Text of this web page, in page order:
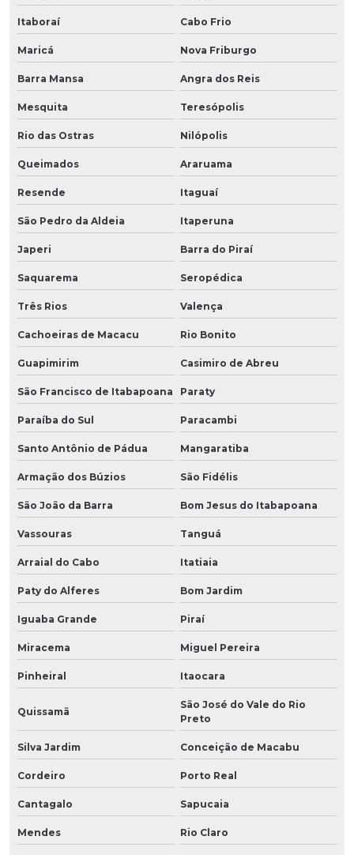
Itaboraí Cabo Frio
Maricá Nova Friburgo
Barra Mansa Angra dos Reis
Mesquita Teresópolis
Rio das Ostras Nilópolis
Queimados Araruama
Resende Itaguaí
São Pedro da Aldeia Itaperuna
Japeri Barra do Piraí
Saquarema Seropédica
Três Rios Valença
Cachoeiras de Macacu Rio Bonito
Guapimirim Casimiro de Abreu
São Francisco de Itabapoana Paraty
Paraíba do Sul Paracambi
Santo Antônio de Pádua Mangaratiba
Armação dos Búzios São Fidélis
São João da Barra Bom Jesus do Itabapoana
Vassouras Tanguá
Arraial do Cabo Itatiaia
Paty do Alferes Bom Jardim
Iguaba Grande Piraí
Miracema Miguel Pereira
Pinheiral Itaocara
Quissamã
São José do Vale do Rio
Preto
Silva Jardim Conceição de Macabu
Cordeiro Porto Real
Cantagalo Sapucaia
Mendes Rio Claro